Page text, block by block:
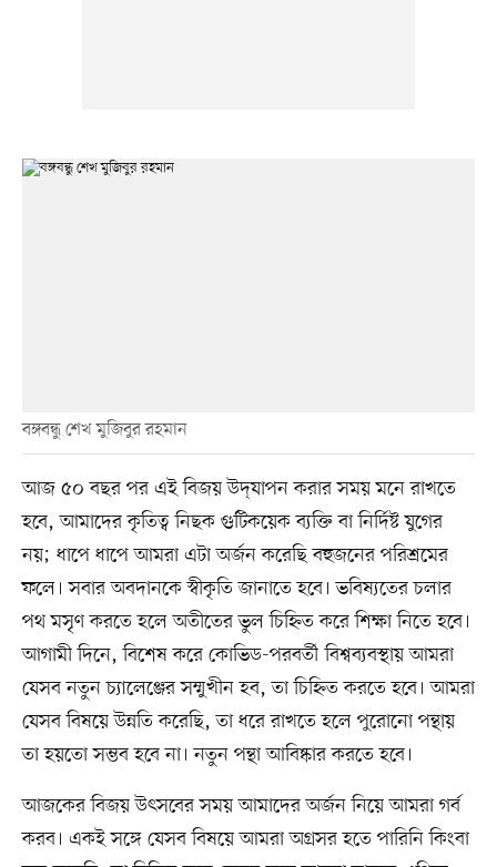
বঙ্গবন্ধু শেখ মুজিবুর রহমান
আজ ৫০ বছর পর এই বিজয় উদ্​যাপন করার সময় মনে রাখতে
হবে, আমাদের কৃতিত্ব নিছক গুটিকয়েক ব্যক্তি বা নির্দিষ্ট যুগের
নয়; ধাপে ধাপে আমরা এটা অর্জন করেছি বহুজনের পরিশ্রমের
ফলে। সবার অবদানকে স্বীকৃতি জানাতে হবে। ভবিষ্যতের চলার
পথ মসৃণ করতে হলে অতীতের ভুল চিহ্নিত করে শিক্ষা নিতে হবে।
আগামী দিনে, বিশেষ করে কোভিড-পরবর্তী বিশ্বব্যবস্থায় আমরা
যেসব নতুন চ্যালেঞ্জের সম্মুখীন হব, তা চিহ্নিত করতে হবে। আমরা
যেসব বিষয়ে উন্নতি করেছি, তা ধরে রাখতে হলে পুরোনো পন্থায়
তা হয়তো সম্ভব হবে না। নতুন পন্থা আবিষ্কার করতে হবে।
আজকের বিজয় উৎসবের সময় আমাদের অর্জন নিয়ে আমরা গর্ব
করব। একই সঙ্গে যেসব বিষয়ে আমরা অগ্রসর হতে পারিনি কিংবা